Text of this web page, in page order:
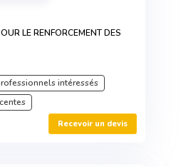
LE RENFORCEMENT DES
intéressés
Recevoir un devis